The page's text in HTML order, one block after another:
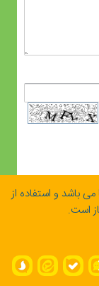
باشد و استفاده از
است.